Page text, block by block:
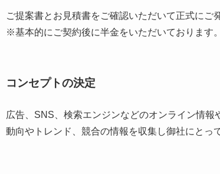
ご提案書とお見積書をご確認いただいて正式にご
※基本的にご契約後に半金をいただいております。
コンセプトの決定
広告、SNS、検索エンジンなどのオンライン情
動向やトレンド、競合の情報を収集し御社にとっ